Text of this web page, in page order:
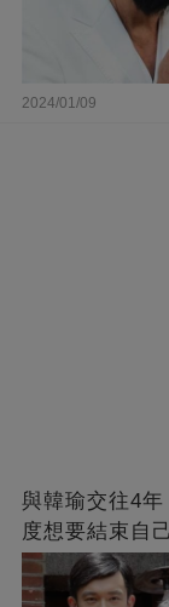
2024/01/09
與韓瑜交往4
度想要結束自己 如今重逢舊愛「卻宣告終生不婚」
原因曝光